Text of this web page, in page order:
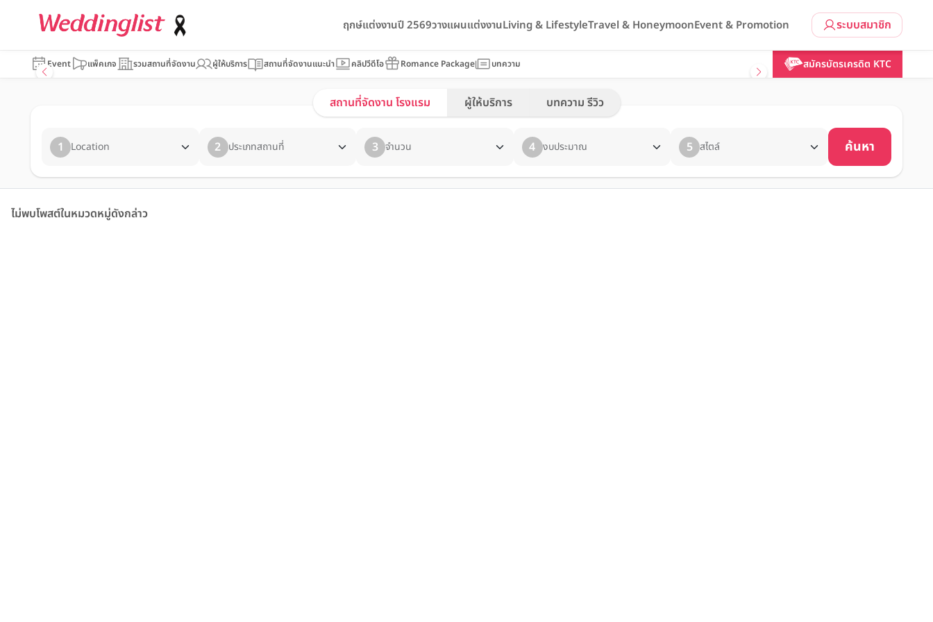
ระบบสมาชิก
ฤกษ์แต่งงานปี 2569วางแผนแต่งงานLiving & LifestyleTravel & HoneymoonEvent & Promotion
Event แพ็คเกจ รวมสถานที่จัดงาน ผู้ให้บริการ สถานที่จัดงานแนะนำ คลิปวีดีโอ Romance Package บทความ สมัครบัตรเครดิต KTC
สถานที่จัดงาน โรงแรม ผู้ให้บริการ บทความ รีวิว
1 Location 2 ประเภทสถานที่ 3 จำนวน 4 งบประมาณ 5 สไตล์ ค้นหา
ไม่พบโพสต์ในหมวดหมู่ดังกล่าว